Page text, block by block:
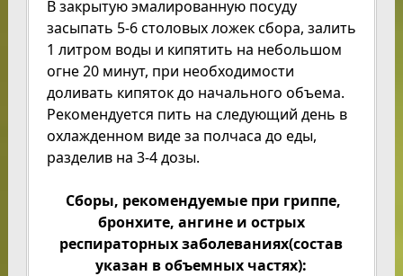
В закрытую эмалированную посуду
засыпать 5-6 столовых ложек сбора, залить
1 литром воды и кипятить на небольшом
огне 20 минут, при необходимости
доливать кипяток до начального объема.
Рекомендуется пить на следующий день в
охлажденном виде за полчаса до еды,
разделив на 3-4 дозы.
Сборы, рекомендуемые при гриппе,
бронхите, ангине и острых
респираторных заболеваниях(состав
указан в объемных частях):